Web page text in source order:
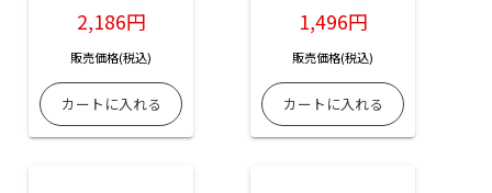
2,186円
販売価格(税込)
1,496円
販売価格(税込)